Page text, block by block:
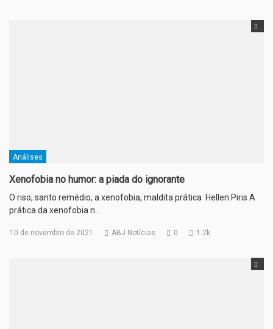
Análises
Xenofobia no humor: a piada do ignorante
O riso, santo remédio, a xenofobia, maldita prática Hellen Piris A
prática da xenofobia n…
10 de novembro de 2021 ABJ Notícias 0 1.2k